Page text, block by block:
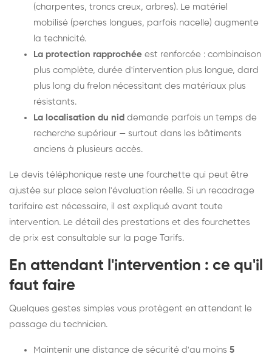
(charpentes, troncs creux, arbres). Le matériel
mobilisé (perches longues, parfois nacelle) augmente
la technicité.
La protection rapprochée est renforcée : combinaison
plus complète, durée d'intervention plus longue, dard
plus long du frelon nécessitant des matériaux plus
résistants.
La localisation du nid demande parfois un temps de
recherche supérieur — surtout dans les bâtiments
anciens à plusieurs accès.
Le devis téléphonique reste une fourchette qui peut être
ajustée sur place selon l'évaluation réelle. Si un recadrage
tarifaire est nécessaire, il est expliqué avant toute
intervention. Le détail des prestations et des fourchettes
de prix est consultable sur la page Tarifs.
En attendant l'intervention : ce qu'il
faut faire
Quelques gestes simples vous protègent en attendant le
passage du technicien.
Maintenir une distance de sécurité d'au moins 5